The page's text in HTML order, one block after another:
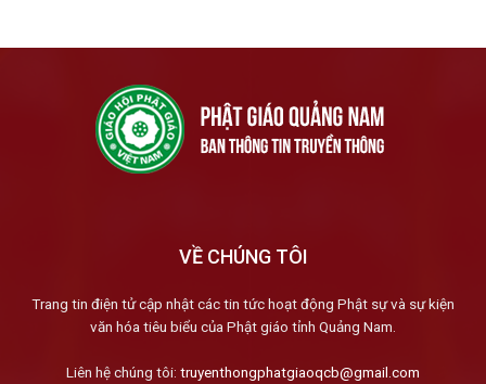
VỀ CHÚNG TÔI
Trang tin điện tử cập nhật các tin tức hoạt động Phật sự và sự kiện
văn hóa tiêu biểu của Phật giáo tỉnh Quảng Nam.
Liên hệ chúng tôi: truyenthongphatgiaoqcb@gmail.com